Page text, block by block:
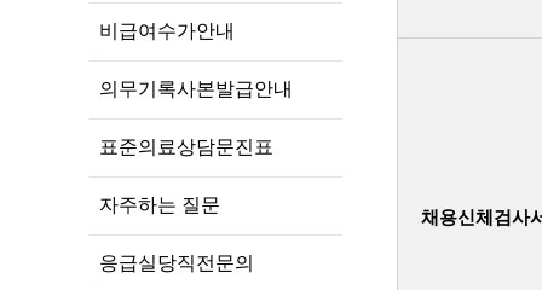
비급여수가안내
의무기록사본발급안내
표준의료상담문진표
자주하는 질문
응급실당직전문의
채용신체검사